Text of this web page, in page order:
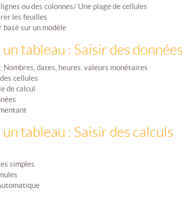
ou des colonnes/ Une plage de cellules
les feuilles
basé sur un modèle
tableau : Saisir des données
Nombres, dates, heures, valeurs monétaires
cellules
de calcul
tableau : Saisir des calculs
simples